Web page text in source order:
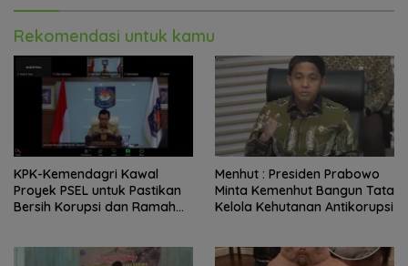
Rekomendasi untuk kamu
KPK-Kemendagri Kawal
Proyek PSEL untuk Pastikan
Bersih Korupsi dan Ramah
Menhut : Presiden Prabowo
Minta Kemenhut Bangun Tata
Kelola Kehutanan Antikorupsi